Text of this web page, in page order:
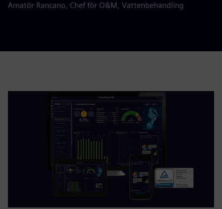
Amatör Rancano, Chef för O&M, Vattenbehandling